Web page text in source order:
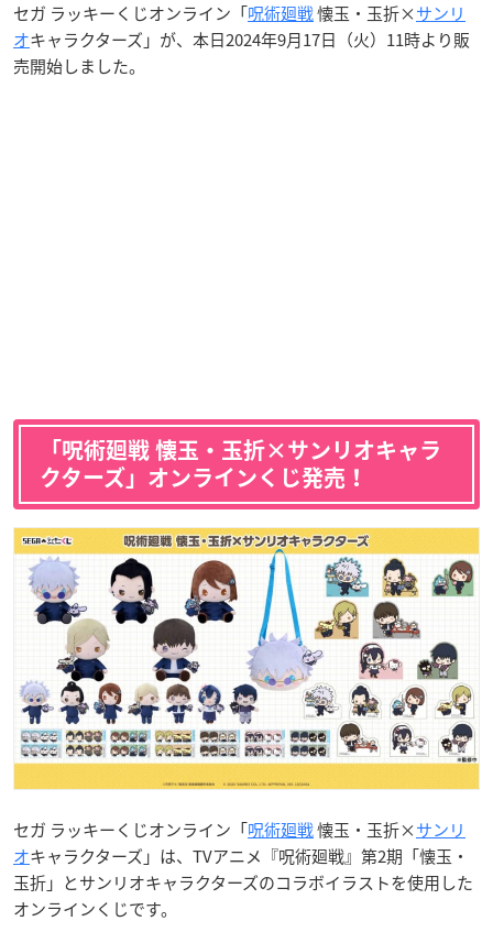
セガ ラッキーくじオンライン「呪術廻戦懐玉・玉折×サンリ
オキャラクターズ」が、本日2024年9月17日（火）11時より販
売開始しました。
「呪術廻戦 懐玉・玉折×サンリオキャラ
クターズ」オンラインくじ発売！
セガ ラッキーくじオンライン「呪術廻戦懐玉・玉折×サンリ
オキャラクターズ」は、TVアニメ『呪術廻戦』第2期「懐玉・
玉折」とサンリオキャラクターズのコラボイラストを使用した
オンラインくじです。